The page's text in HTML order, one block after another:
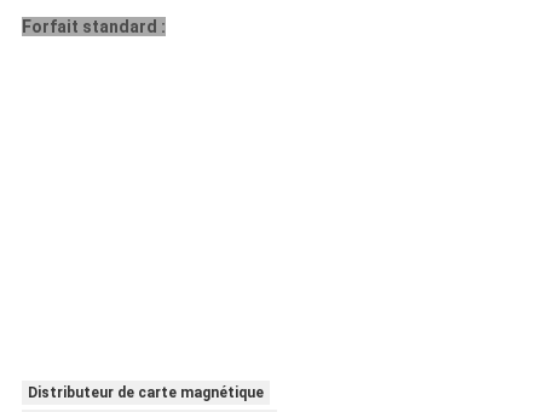
Forfait standard :
Distributeur de carte magnétique